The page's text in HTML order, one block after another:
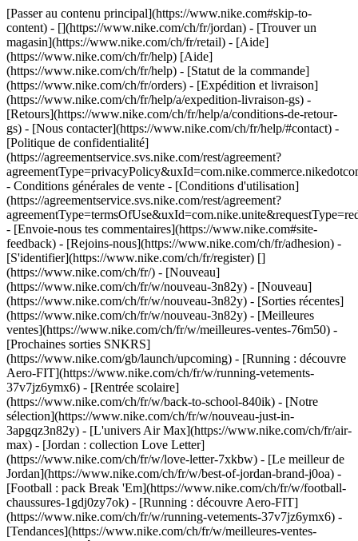
[Passer au contenu principal](https://www.nike.com#skip-to-
content) - [](https://www.nike.com/ch/fr/jordan) - [Trouver un
magasin](https://www.nike.com/ch/fr/retail) - [Aide]
(https://www.nike.com/ch/fr/help) [Aide]
(https://www.nike.com/ch/fr/help) - [Statut de la commande]
(https://www.nike.com/ch/fr/orders) - [Expédition et livraison]
(https://www.nike.com/ch/fr/help/a/expedition-livraison-gs) -
[Retours](https://www.nike.com/ch/fr/help/a/conditions-de-retour-
gs) - [Nous contacter](https://www.nike.com/ch/fr/help/#contact) -
[Politique de confidentialité]
(https://agreementservice.svs.nike.com/rest/agreement?
- Conditions générales de vente - [Conditions d'utilisation]
(https://agreementservice.svs.nike.com/rest/agreement?
- [Envoie-nous tes commentaires](https://www.nike.com#site-
feedback) - [Rejoins-nous](https://www.nike.com/ch/fr/adhesion) -
[S'identifier](https://www.nike.com/ch/fr/register) []
(https://www.nike.com/ch/fr/) - [Nouveau]
(https://www.nike.com/ch/fr/w/nouveau-3n82y) - [Nouveau]
(https://www.nike.com/ch/fr/w/nouveau-3n82y) - [Sorties récentes]
(https://www.nike.com/ch/fr/w/nouveau-3n82y) - [Meilleures
ventes](https://www.nike.com/ch/fr/w/meilleures-ventes-76m50) -
[Prochaines sorties SNKRS]
(https://www.nike.com/gb/launch/upcoming) - [Running : découvre
Aero-FIT](https://www.nike.com/ch/fr/w/running-vetements-
37v7jz6ymx6) - [Rentrée scolaire]
(https://www.nike.com/ch/fr/w/back-to-school-840ik) - [Notre
sélection](https://www.nike.com/ch/fr/w/nouveau-just-in-
3apgqz3n82y) - [L'univers Air Max](https://www.nike.com/ch/fr/air-
max) - [Jordan : collection Love Letter]
(https://www.nike.com/ch/fr/w/love-letter-7xkbw) - [Le meilleur de
Jordan](https://www.nike.com/ch/fr/w/best-of-jordan-brand-j0oa) -
[Football : pack Break 'Em](https://www.nike.com/ch/fr/w/football-
chaussures-1gdj0zy7ok) - [Running : découvre Aero-FIT]
(https://www.nike.com/ch/fr/w/running-vetements-37v7jz6ymx6) -
[Tendances](https://www.nike.com/ch/fr/w/meilleures-ventes-